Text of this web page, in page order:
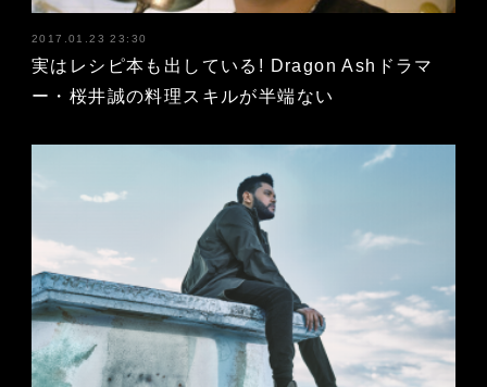
2017.01.23 23:30
実はレシピ本も出している! Dragon Ashドラマ
ー・桜井誠の料理スキルが半端ない